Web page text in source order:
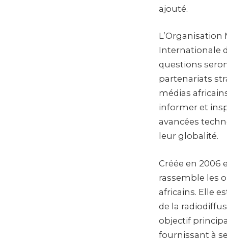
ajouté.
L’Organisation
Internationale
questions
partenariats
médias
informer et
avancées
leur globalité.
Créée en 2006
rassemble les
africains. Elle
de la
objectif
fournissant à